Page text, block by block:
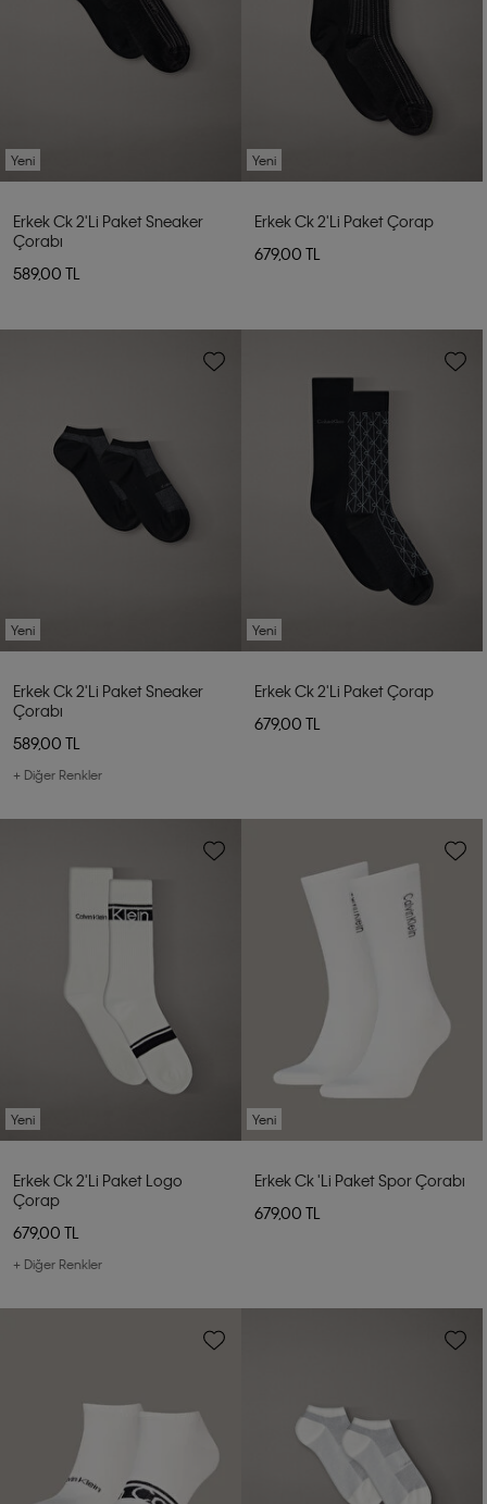
Yeni
Erkek Ck 2'li Paket Sneaker
Çorabı
589,00 TL
Yeni
Erkek Ck 2'li Paket Çorap
679,00 TL
Yeni
Erkek Ck 2'li Paket Sneaker
Çorabı
589,00 TL
+ Diğer Renkler
Yeni
Erkek Ck 2'li Paket Çorap
679,00 TL
Yeni
Erkek Ck 2'li Paket Logo
Çorap
679,00 TL
+ Diğer Renkler
Yeni
Erkek Ck 'li Paket Spor Çorabı
679,00 TL